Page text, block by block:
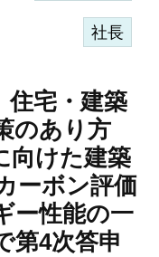
社長
住宅・建築
のあり方
向けた建築
ーボン評価
ー性能の一
第4次答申